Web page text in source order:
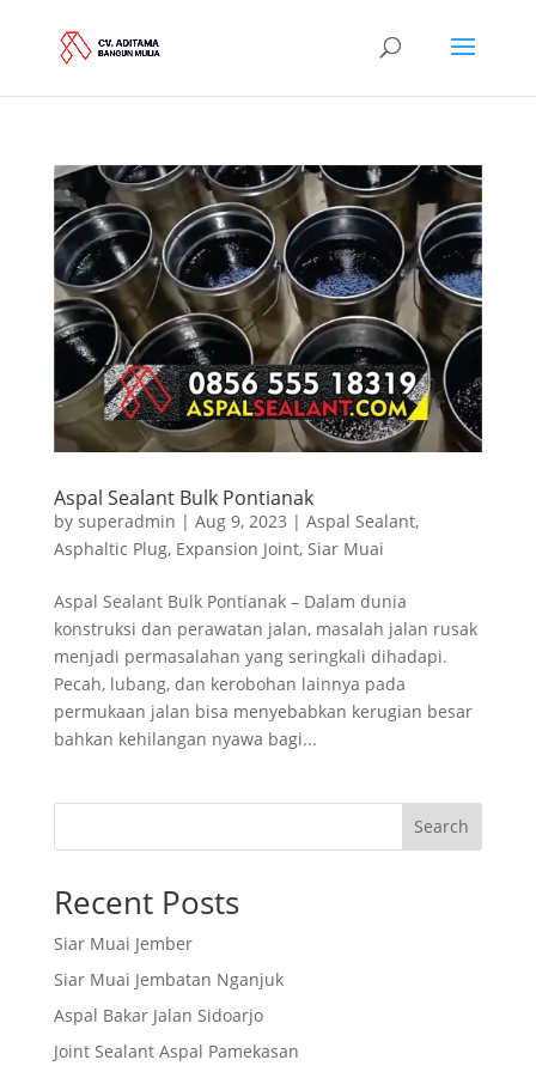
Aspal Sealant Bulk Pontianak
by superadmin | Aug 9, 2023 | Aspal Sealant,
Asphaltic Plug, Expansion Joint, Siar Muai
Aspal Sealant Bulk Pontianak – Dalam dunia
konstruksi dan perawatan jalan, masalah jalan rusak
menjadi permasalahan yang seringkali dihadapi.
Pecah, lubang, dan kerobohan lainnya pada
permukaan jalan bisa menyebabkan kerugian besar
bahkan kehilangan nyawa bagi...
Search
Recent Posts
Siar Muai Jember
Siar Muai Jembatan Nganjuk
Aspal Bakar Jalan Sidoarjo
Joint Sealant Aspal Pamekasan